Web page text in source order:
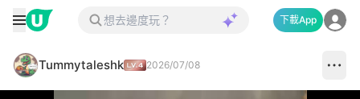
下載App
Tummytaleshk 2026/07/08